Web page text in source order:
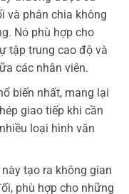
và phân chia không
Nó phù hợp cho
tập trung cao độ và
các nhân viên.
biến nhất, mang lại
giao tiếp khi cần
loại hình văn
tạo ra không gian
phù hợp cho những